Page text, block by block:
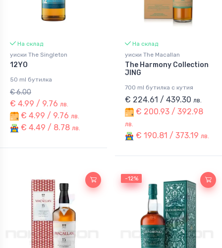
На склад
уиски The Singleton
12YO
50 ml бутилка
€ 6.00
€ 4.99 / 9.76 лв.
€ 4.99 / 9.76 лв.
€ 4.49 / 8.78 лв.
На склад
уиски The Macallan
The Harmony Collection
JING
700 ml бутилка с кутия
€ 224.61 / 439.30 лв.
€ 200.93 / 392.98
лв.
€ 190.81 / 373.19 лв.
-12%
-12%